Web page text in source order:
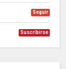
Seguir
Suscribirse